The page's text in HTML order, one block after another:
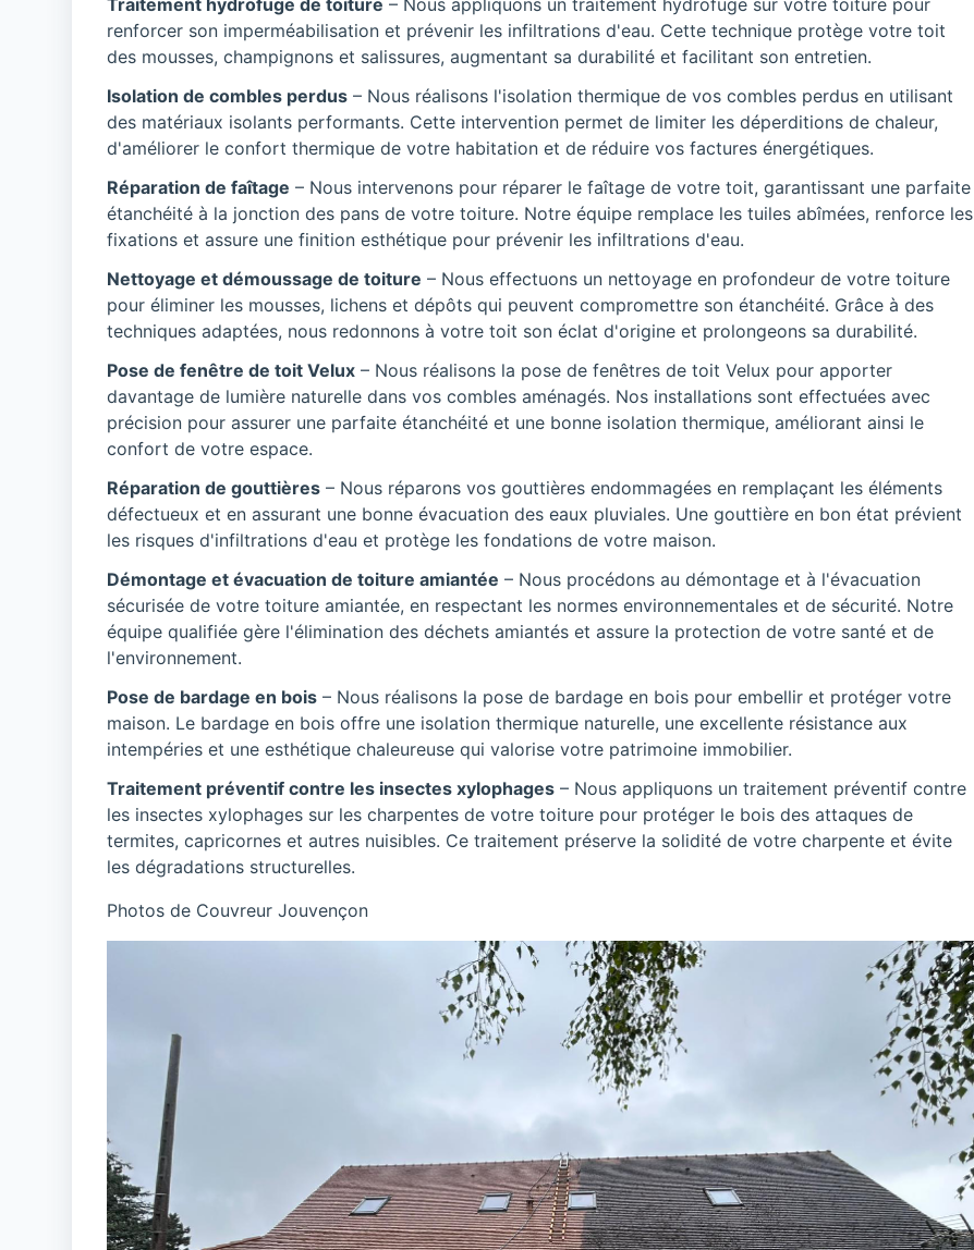
Traitement hydrofuge de toiture – Nous appliquons un traitement hydrofuge sur votre toiture pour
renforcer son imperméabilisation et prévenir les infiltrations d'eau. Cette technique protège votre toit
des mousses, champignons et salissures, augmentant sa durabilité et facilitant son entretien.
Isolation de combles perdus– Nous réalisons l'isolation thermique de vos combles perdus en utilisant
des matériaux isolants performants. Cette intervention permet de limiter les déperditions de chaleur,
d'améliorer le confort thermique de votre habitation et de réduire vos factures énergétiques.
Réparation de faîtage – Nous intervenons pour réparer le faîtage de votre toit, garantissant une parfaite
étanchéité à la jonction des pans de votre toiture. Notre équipe remplace les tuiles abîmées, renforce les
fixations et assure une finition esthétique pour prévenir les infiltrations d'eau.
Nettoyage et démoussage de toiture – Nous effectuons un nettoyage en profondeur de votre toiture
pour éliminer les mousses, lichens et dépôts qui peuvent compromettre son étanchéité. Grâce à des
techniques adaptées, nous redonnons à votre toit son éclat d'origine et prolongeons sa durabilité.
Pose de fenêtre de toit Velux– Nous réalisons la pose de fenêtres de toit Velux pour apporter
davantage de lumière naturelle dans vos combles aménagés. Nos installations sont effectuées avec
précision pour assurer une parfaite étanchéité et une bonne isolation thermique, améliorant ainsi le
confort de votre espace.
Réparation de gouttières– Nous réparons vos gouttières endommagées en remplaçant les éléments
défectueux et en assurant une bonne évacuation des eaux pluviales. Une gouttière en bon état prévient
les risques d'infiltrations d'eau et protège les fondations de votre maison.
Démontage et évacuation de toiture amiantée – Nous procédons au démontage et à l'évacuation
sécurisée de votre toiture amiantée, en respectant les normes environnementales et de sécurité. Notre
équipe qualifiée gère l'élimination des déchets amiantés et assure la protection de votre santé et de
l'environnement.
Pose de bardage en bois– Nous réalisons la pose de bardage en bois pour embellir et protéger votre
maison. Le bardage en bois offre une isolation thermique naturelle, une excellente résistance aux
intempéries et une esthétique chaleureuse qui valorise votre patrimoine immobilier.
Traitement préventif contre les insectes xylophages– Nous appliquons un traitement préventif contre
les insectes xylophages sur les charpentes de votre toiture pour protéger le bois des attaques de
termites, capricornes et autres nuisibles. Ce traitement préserve la solidité de votre charpente et évite
les dégradations structurelles.
Photos de Couvreur Jouvençon